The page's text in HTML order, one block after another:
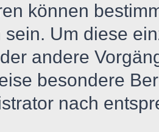
können
Um diese
andere
besondere
nach